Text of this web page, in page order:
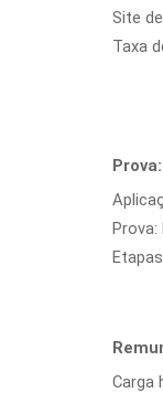
Site
Taxa
Prova:
Carga